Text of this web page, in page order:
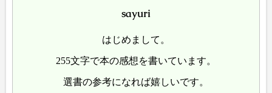
sayuri
はじめまして。
255文字で本の感想を書いています。
選書の参考になれば嬉しいです。